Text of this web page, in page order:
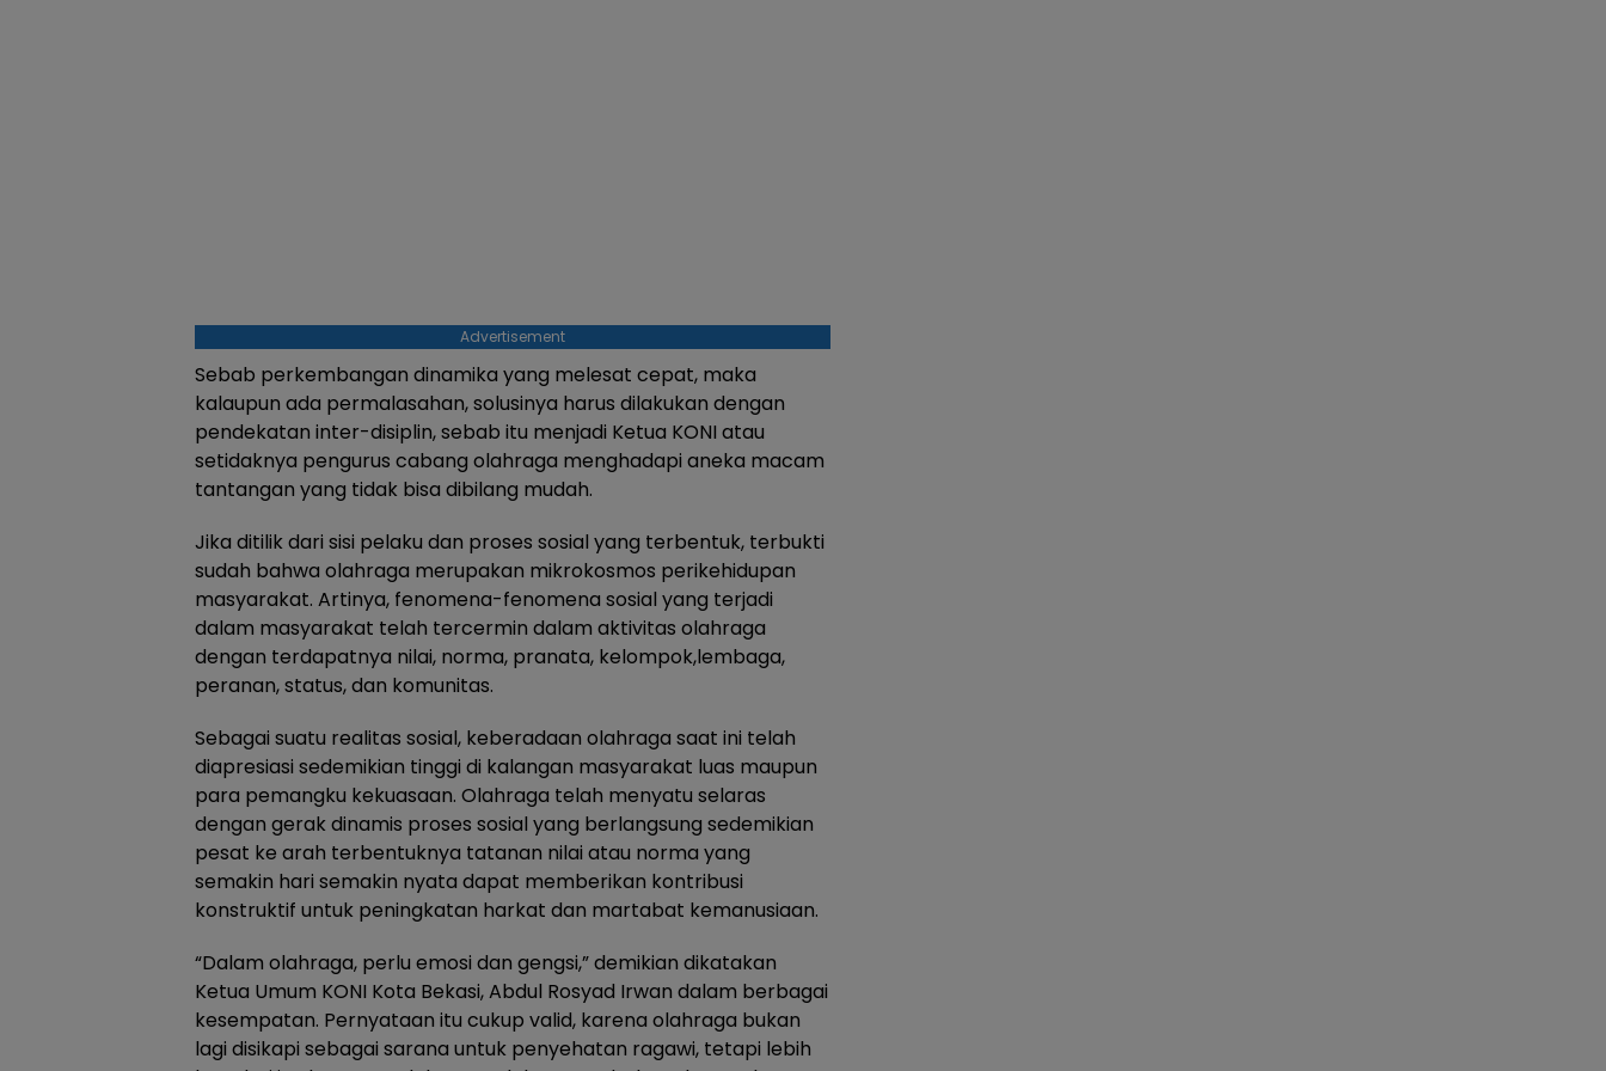
Advertisement
Sebab perkembangan dinamika yang melesat cepat, maka
kalaupun ada permalasahan, solusinya harus dilakukan dengan
pendekatan inter-disiplin, sebab itu menjadi Ketua KONI atau
setidaknya pengurus cabang olahraga menghadapi aneka macam
tantangan yang tidak bisa dibilang mudah.
Jika ditilik dari sisi pelaku dan proses sosial yang terbentuk, terbukti
sudah bahwa olahraga merupakan mikrokosmos perikehidupan
masyarakat. Artinya, fenomena-fenomena sosial yang terjadi
dalam masyarakat telah tercermin dalam aktivitas olahraga
dengan terdapatnya nilai, norma, pranata, kelompok,lembaga,
peranan, status, dan komunitas.
Sebagai suatu realitas sosial, keberadaan olahraga saat ini telah
diapresiasi sedemikian tinggi di kalangan masyarakat luas maupun
para pemangku kekuasaan. Olahraga telah menyatu selaras
dengan gerak dinamis proses sosial yang berlangsung sedemikian
pesat ke arah terbentuknya tatanan nilai atau norma yang
semakin hari semakin nyata dapat memberikan kontribusi
konstruktif untuk peningkatan harkat dan martabat kemanusiaan.
“Dalam olahraga, perlu emosi dan gengsi,” demikian dikatakan
Ketua Umum KONI Kota Bekasi, Abdul Rosyad Irwan dalam berbagai
kesempatan. Pernyataan itu cukup valid, karena olahraga bukan
lagi disikapi sebagai sarana untuk penyehatan ragawi, tetapi lebih